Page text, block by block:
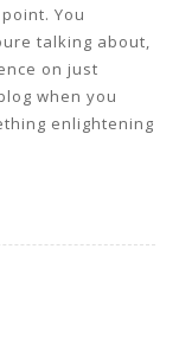
You
talking about,
on just
when you
enlightening